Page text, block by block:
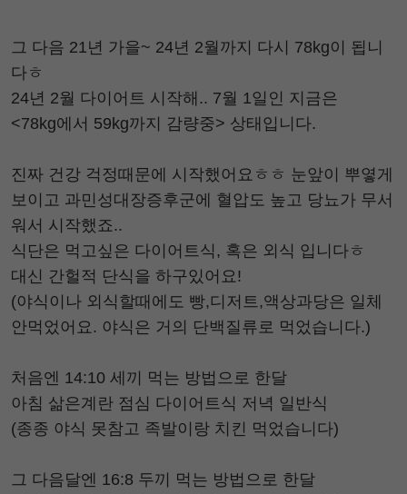
그 다음 21년 가을~ 24년 2월까지 다시 78kg이 됩니
다ㅎ
24년 2월 다이어트 시작해.. 7월 1일인 지금은
<78kg에서 59kg까지 감량중> 상태입니다.
진짜 건강 걱정때문에 시작했어요ㅎㅎ 눈앞이 뿌옇게
보이고 과민성대장증후군에 혈압도 높고 당뇨가 무서
워서 시작했죠..
식단은 먹고싶은 다이어트식, 혹은 외식 입니다ㅎ
대신 간헐적 단식을 하구있어요!
(야식이나 외식할때에도 빵,디저트,액상과당은 일체
안먹었어요. 야식은 거의 단백질류로 먹었습니다.)
처음엔 14:10 세끼 먹는 방법으로 한달
아침 삶은계란 점심 다이어트식 저녁 일반식
(종종 야식 못참고 족발이랑 치킨 먹었습니다)
그 다음달엔 16:8 두끼 먹는 방법으로 한달